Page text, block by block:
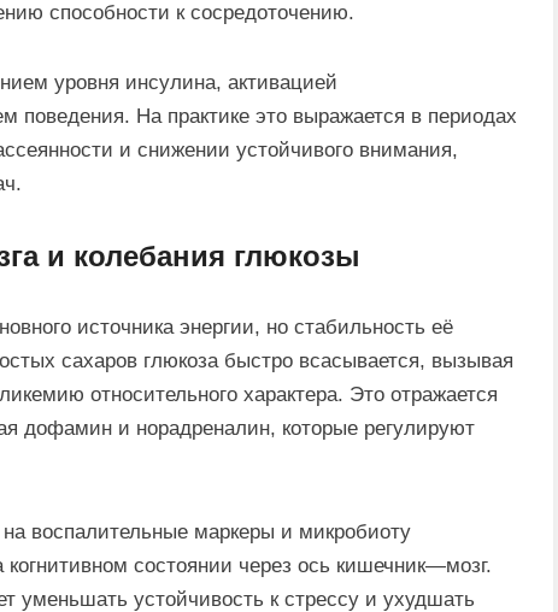
способности к сосредоточению.
уровня инсулина, активацией
поведения. На практике это выражается в периодах
и снижении устойчивого внимания,
и колебания глюкозы
источника энергии, но стабильность её
сахаров глюкоза быстро всасывается, вызывая
относительного характера. Это отражается
дофамин и норадреналин, которые регулируют
воспалительные маркеры и микробиоту
когнитивном состоянии через ось кишечник—мозг.
уменьшать устойчивость к стрессу и ухудшать